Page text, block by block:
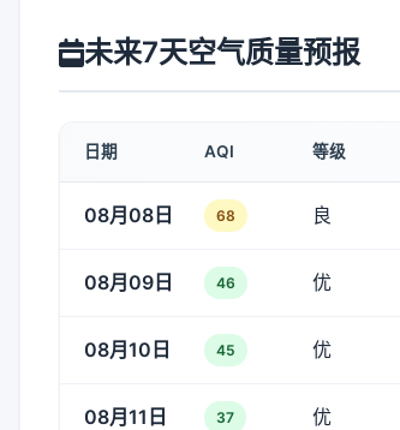
未来7天空气质量预报
日期 AQI 等级
08月08日 68 良
08月09日 46 优
08月10日 45 优
08月11日 37 优